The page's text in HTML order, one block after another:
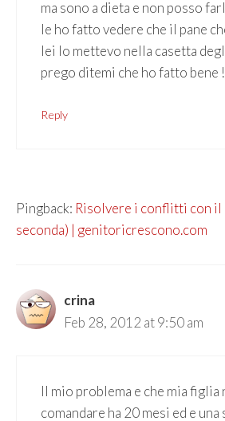
ma sono a dieta e non posso
le ho fatto vedere che il pane
lei lo mettevo nella casetta
prego ditemi che ho fatto bene
Reply
Pingback: Risolvere i conflitti con il
seconda) | genitoricrescono.com
crina
Feb 28, 2012 at 9:50 am
Il mio problema e che mia figlia
comandare ha 20 mesi ed e